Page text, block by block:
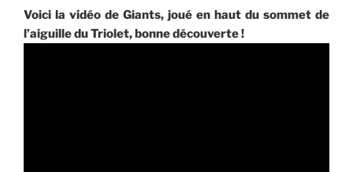
Voici la vidéo de Giants, joué en haut du sommet de
l’aiguille du Triolet, bonne découverte !